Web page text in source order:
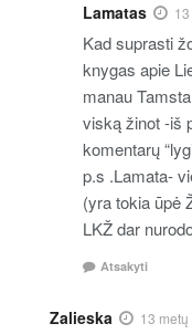
Lamatas
Kad suprasti
knygas apie
manau
viską žinot -iš
komentarų
p.s .Lamata-
(yra tokia ūpė
LKŽ dar
Atsakyti
Zalieska 13 metų